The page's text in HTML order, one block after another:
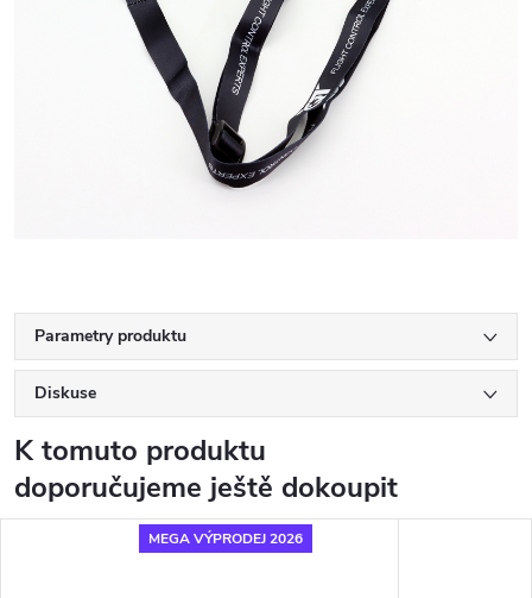
Parametry produktu
Diskuse
K tomuto produktu
doporučujeme ještě dokoupit
MEGA VÝPRODEJ 2026